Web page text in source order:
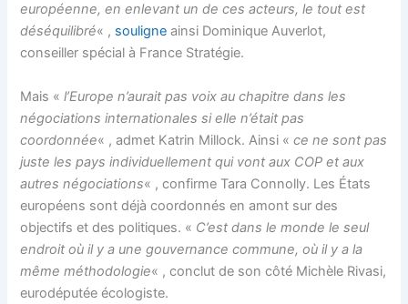
européenne, en enlevant un de ces acteurs, le tout est
déséquilibré« , souligne ainsi Dominique Auverlot,
conseiller spécial à France Stratégie.
Mais «l’Europe n’aurait pas voix au chapitre dans les
négociations internationales si elle n’était pas
coordonnée« , admet Katrin Millock. Ainsi «ce ne sont pas
juste les pays individuellement qui vont aux COP et aux
autres négociations« , confirme Tara Connolly. Les États
européens sont déjà coordonnés en amont sur des
objectifs et des politiques. « C’est dans le monde le seul
endroit où il y a une gouvernance commune, où il y a la
même méthodologie« , conclut de son côté Michèle Rivasi,
eurodéputée écologiste.